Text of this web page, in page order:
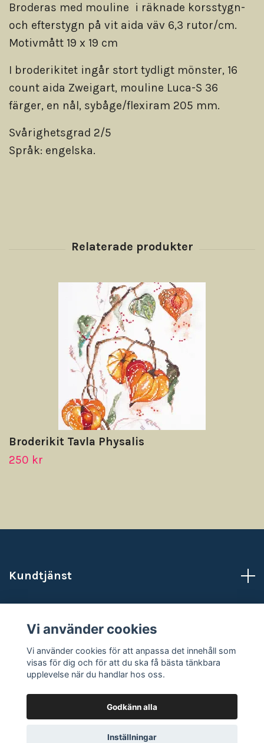
Broderas med mouline i räknade korsstygn-
och efterstygn på vit aida väv 6,3 rutor/cm.
Motivmått 19 x 19 cm
I broderikitet ingår stort tydligt mönster, 16
count aida Zweigart, mouline Luca-S 36
färger, en nål, sybåge/flexiram 205 mm.
Svårighetsgrad 2/5
Språk: engelska.
Broderikit Tavla Physalis
250 kr
Kundtjänst
Sociala medier
© 2026 NataliasAteljePowered by Quickbutik
Vi använder cookies
Vi använder cookies för att anpassa det innehåll som
visas för dig och för att du ska få bästa tänkbara
upplevelse när du handlar hos oss.
Godkänn alla
Inställningar